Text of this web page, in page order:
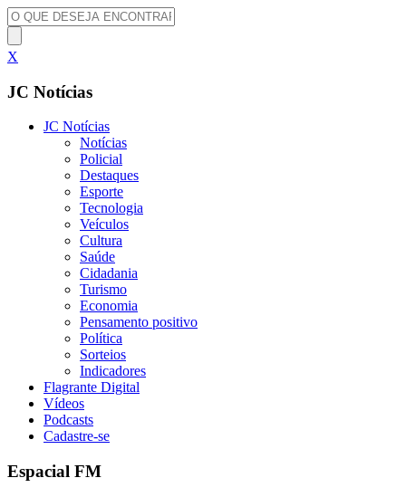
X
JC Notícias
JC Notícias
Notícias
Policial
Destaques
Esporte
Tecnologia
Veículos
Cultura
Saúde
Cidadania
Turismo
Economia
Pensamento positivo
Política
Sorteios
Indicadores
Flagrante Digital
Vídeos
Podcasts
Cadastre-se
Espacial FM